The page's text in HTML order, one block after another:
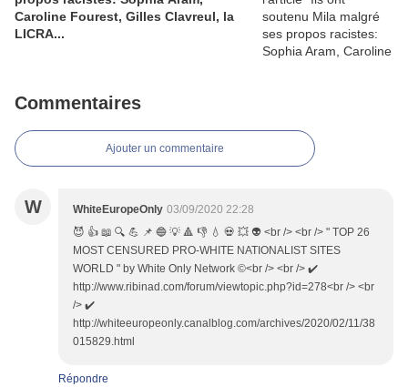
Caroline Fourest, Gilles Clavreul, la
LICRA...
Commentaires
Ajouter un commentaire
W WhiteEuropeOnly 03/09/2020 22:28
😈 👍 📖 🔍 💪 📌 🔵 💡 🔺 👎 💧 💀 💥 👽 <br /> <br /> " TOP 26
MOST CENSURED PRO-WHITE NATIONALIST SITES
WORLD " by White Only Network ©<br /> <br /> ✔️
http://www.ribinad.com/forum/viewtopic.php?id=278<br /> <br
/> ✔️
http://whiteeuropeonly.canalblog.com/archives/2020/02/11/38
015829.html
Répondre